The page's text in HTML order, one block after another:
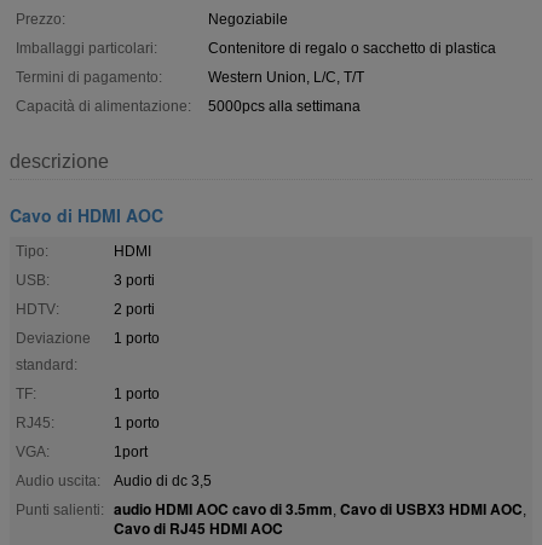
Prezzo:
Negoziabile
Imballaggi particolari:
Contenitore di regalo o sacchetto di plastica
Termini di pagamento:
Western Union, L/C, T/T
Capacità di alimentazione:
5000pcs alla settimana
descrizione
Cavo di HDMI AOC
Tipo:
HDMI
USB:
3 porti
HDTV:
2 porti
Deviazione
standard:
1 porto
TF:
1 porto
RJ45:
1 porto
VGA:
1port
Audio uscita:
Audio di dc 3,5
Punti salienti:
audio HDMI AOC cavo di 3.5mm, Cavo di USBX3 HDMI AOC,
Cavo di RJ45 HDMI AOC